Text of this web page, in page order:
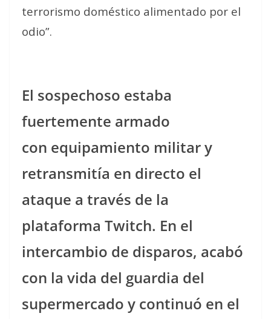
terrorismo doméstico alimentado por el
odio”.
El sospechoso estaba
fuertemente armado
con equipamiento militar y
retransmitía en directo el
ataque a través de la
plataforma Twitch. En el
intercambio de disparos, acabó
con la vida del guardia del
supermercado y continuó en el